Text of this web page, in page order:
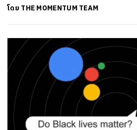
โดย THE MOMENTUM TEAM